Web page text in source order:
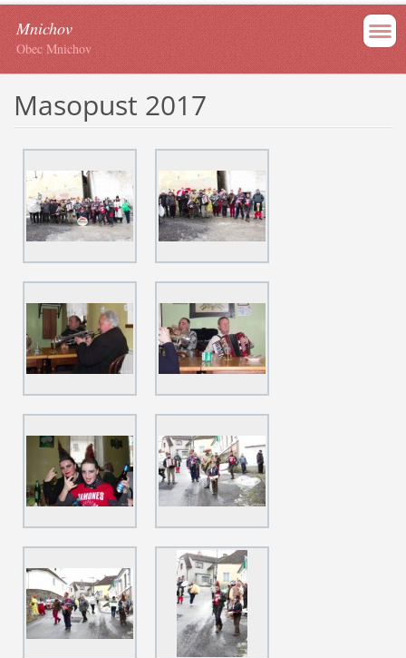
Mnichov
Obec Mnichov
Masopust 2017